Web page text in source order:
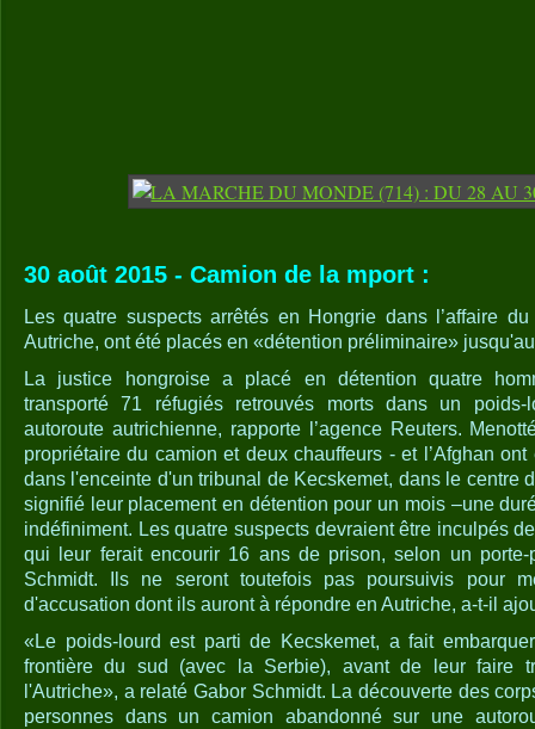
30 août 2015 - Camion de la mport :
Les quatre suspects arrêtés en Hongrie dans l’affaire
Autriche, ont été placés en «détention préliminaire»
La justice hongroise a placé en détention quatre
transporté 71 réfugiés retrouvés morts dans un
autoroute autrichienne, rapporte l’agence Reuters.
propriétaire du camion et deux chauffeurs - et l’Afghan
dans l'enceinte d'un tribunal de Kecskemet, dans le centre
signifié leur placement en détention pour un mois –une
indéfiniment. Les quatre suspects devraient être inculpés
qui leur ferait encourir 16 ans de prison, selon un porte-
Schmidt. Ils ne seront toutefois pas poursuivis pour
d'accusation dont ils auront à répondre en Autriche, a-t-il
«Le poids-lourd est parti de Kecskemet, a fait
frontière du sud (avec la Serbie), avant de leur faire
l'Autriche», a relaté Gabor Schmidt. La découverte des
personnes dans un camion abandonné sur une